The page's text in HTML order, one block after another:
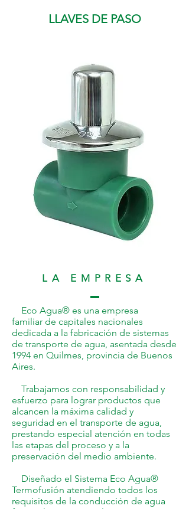
LLAVES DE PASO
LA EMPRESA
Eco Agua® es una empresa
familiar de capitales nacionales
dedicada a la fabricación de sistemas
de transporte de agua, asentada desde
1994 en Quilmes, provincia de Buenos
Aires.
Trabajamos con responsabilidad y
esfuerzo para lograr productos que
alcancen la máxima calidad y
seguridad en el transporte de agua,
prestando especial atención en todas
las etapas del proceso y a la
preservación del medio ambiente.
Diseñado el Sistema Eco Agua®
Termofusión atendiendo todos los
requisitos de la conducción de agua